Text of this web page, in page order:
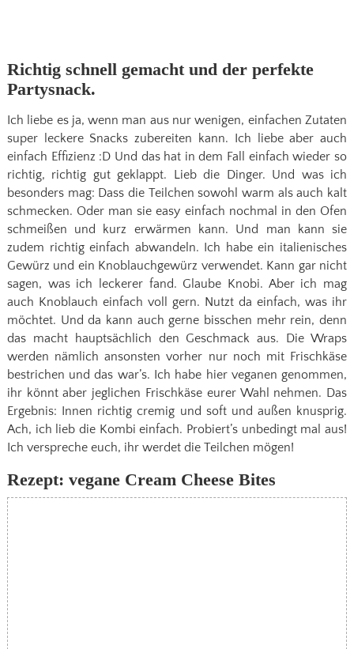
Richtig schnell gemacht und der perfekte
Partysnack.
Ich liebe es ja, wenn man aus nur wenigen, einfachen Zutaten
super leckere Snacks zubereiten kann. Ich liebe aber auch
einfach Effizienz :D Und das hat in dem Fall einfach wieder so
richtig, richtig gut geklappt. Lieb die Dinger. Und was ich
besonders mag: Dass die Teilchen sowohl warm als auch kalt
schmecken. Oder man sie easy einfach nochmal in den Ofen
schmeißen und kurz erwärmen kann. Und man kann sie
zudem richtig einfach abwandeln. Ich habe ein italienisches
Gewürz und ein Knoblauchgewürz verwendet. Kann gar nicht
sagen, was ich leckerer fand. Glaube Knobi. Aber ich mag
auch Knoblauch einfach voll gern. Nutzt da einfach, was ihr
möchtet. Und da kann auch gerne bisschen mehr rein, denn
das macht hauptsächlich den Geschmack aus. Die Wraps
werden nämlich ansonsten vorher nur noch mit Frischkäse
bestrichen und das war’s. Ich habe hier veganen genommen,
ihr könnt aber jeglichen Frischkäse eurer Wahl nehmen. Das
Ergebnis: Innen richtig cremig und soft und außen knusprig.
Ach, ich lieb die Kombi einfach. Probiert’s unbedingt mal aus!
Ich verspreche euch, ihr werdet die Teilchen mögen!
Rezept: vegane Cream Cheese Bites